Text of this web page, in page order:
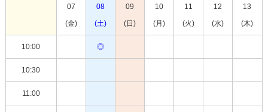
07
(金)
08
(土)
09
(日)
10
(月)
11
(火)
12
(水)
13
(木)
10:00 ◎
10:30
11:00